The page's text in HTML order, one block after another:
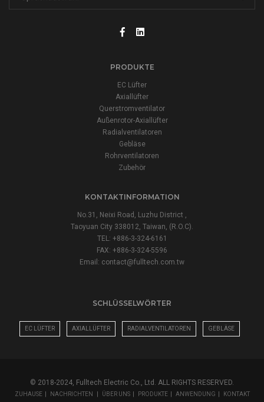
PRODUKTE
EC Lüfter
Axiallüfter
Querstromventilator
Außenrotor-Axiallüfter
Radialventilatoren
Gebläse
Rohrventilatoren
Zubehör
KONTAKTINFORMATION
No.31, Neixi Road, Luzhu District ,
Taoyuan City 338012, Taiwan, (R.O.C).
TEL: +886-3-324-6161
FAX: +886-3-324-5596
Email: contact@fulltech.com.tw
SCHLÜSSELWÖRTER
EC LÜFTER AXIALLÜFTER RADIALVENTILATOREN GEBLÄSE
© 2018-2024, Fulltech Electric Co., Ltd. ALL RIGHTS RESERVED.
ZUHAUSE| NACHRICHTEN ÜBER UNS| PRODUKTE| ANWENDUNG KONTAKT